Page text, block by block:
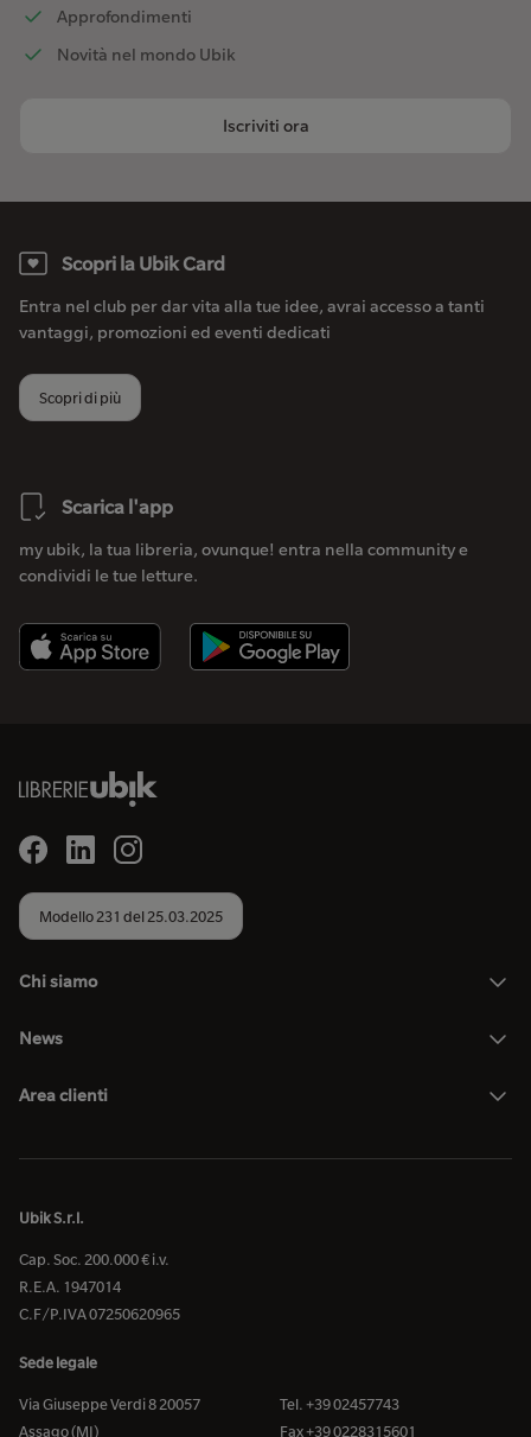
Approfondimenti
Novità nel mondo Ubik
Iscriviti ora
Scopri la Ubik Card
Entra nel club per dar vita alla tue idee, avrai accesso a tanti
vantaggi, promozioni ed eventi dedicati
Scopri di più
Scarica l'app
my ubik, la tua libreria, ovunque! entra nella community e
condividi le tue letture.
Modello 231 del 25.03.2025
Chi siamo
News
Area clienti
Ubik S.r.l.
Cap. Soc. 200.000 € i.v.
R.E.A. 1947014
C.F/P.IVA 07250620965
Sede legale
Via Giuseppe Verdi 8 20057
Assago (MI)
Tel. +39 02457743
Fax +39 0228315601